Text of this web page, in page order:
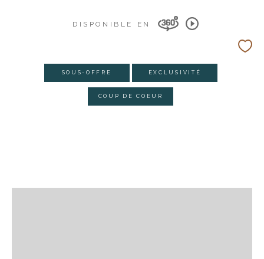
DISPONIBLE EN
SOUS-OFFRE EXCLUSIVITÉ
COUP DE COEUR